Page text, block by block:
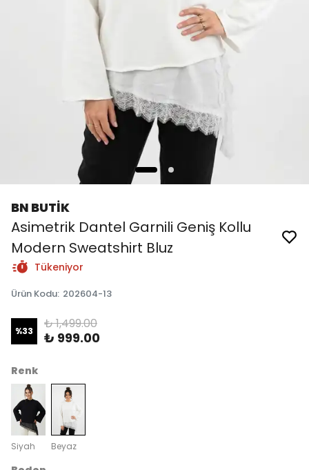
BN BUTİK
Asimetrik Dantel Garnili Geniş Kollu
Modern Sweatshirt Bluz
Tükeniyor
Ürün Kodu: 202604-13
%33 ₺ 1,499.00
₺ 999.00
Renk
Siyah Beyaz